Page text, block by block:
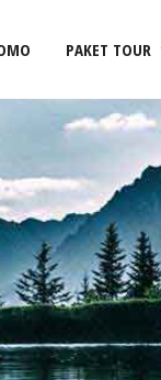
PAKET TOUR